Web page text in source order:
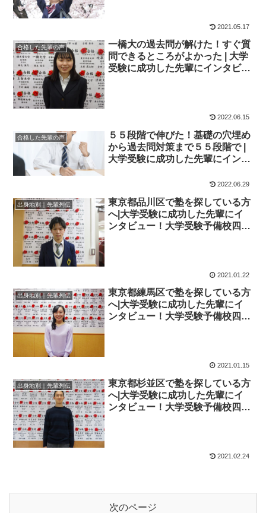
2021.05.17
合格した先輩の声
一橋大の過去問が解けた！すぐ質
問できるところがよかった | 大学
受験に成功した先輩にインタビュ
2022.06.15
合格した先輩の声
５５段階で伸びた！基礎の穴埋め
から過去問対策まで５５段階で |
大学受験に成功した先輩にインタ
2022.06.29
出身地別｜先輩列伝
東京都品川区で塾を探している方
へ|大学受験に成功した先輩にイ
ンタビュー！大学受験予備校四谷
2021.01.22
出身地別｜先輩列伝
東京都練馬区で塾を探している方
へ|大学受験に成功した先輩にイ
ンタビュー！大学受験予備校四谷
2021.01.15
出身地別｜先輩列伝
東京都杉並区で塾を探している方
へ|大学受験に成功した先輩にイ
ンタビュー！大学受験予備校四谷
2021.02.24
次のページ